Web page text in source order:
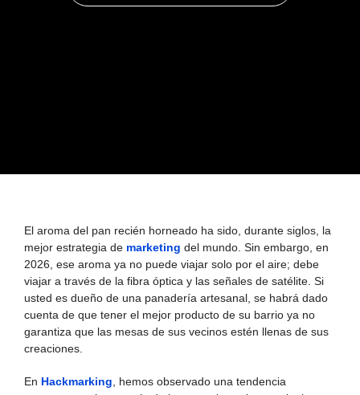
El aroma del pan recién horneado ha sido, durante siglos, la
mejor estrategia de marketing del mundo. Sin embargo, en
2026, ese aroma ya no puede viajar solo por el aire; debe
viajar a través de la fibra óptica y las señales de satélite. Si
usted es dueño de una panadería artesanal, se habrá dado
cuenta de que tener el mejor producto de su barrio ya no
garantiza que las mesas de sus vecinos estén llenas de sus
creaciones.
En Hackmarking , hemos observado una tendencia